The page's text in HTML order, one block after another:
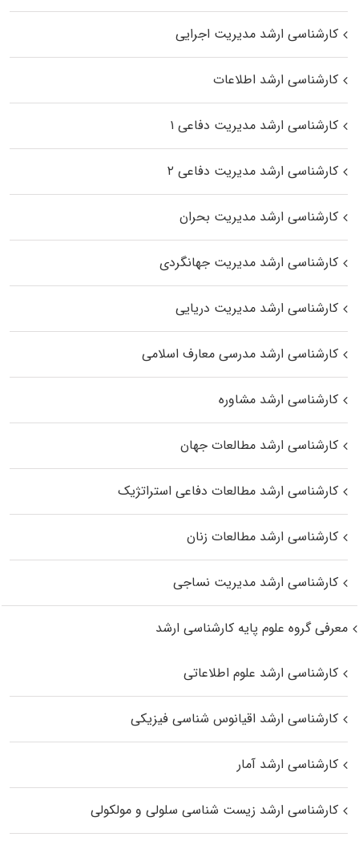
کارشناسی ارشد مدیریت اجرایی
کارشناسی ارشد اطلاعات
کارشناسی ارشد مدیریت دفاعی ۱
کارشناسی ارشد مدیریت دفاعی ۲
کارشناسی ارشد مدیریت بحران
کارشناسی ارشد مدیریت جهانگردی
کارشناسی ارشد مدیریت دریایی
کارشناسی ارشد مدرسی معارف اسلامی
کارشناسی ارشد مشاوره
کارشناسی ارشد مطالعات جهان
کارشناسی ارشد مطالعات دفاعی استراتژیک
کارشناسی ارشد مطالعات زنان
کارشناسی ارشد مدیریت نساجی
معرفی گروه علوم پایه کارشناسی ارشد
کارشناسی ارشد علوم اطلاعاتی
کارشناسی ارشد اقیانوس‌ شناسی فیزیکی
کارشناسی ارشد آمار
کارشناسی ارشد زیست شناسی سلولی و مولکولی